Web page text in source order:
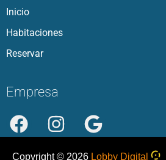
Inicio
Habitaciones
Reservar
Empresa
Copyright © 2026 Lobby Digital